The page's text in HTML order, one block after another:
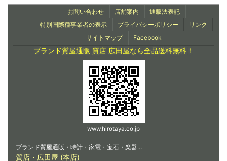
お問い合わせ 店舗案内
通販法表記
特別国際種事業者の表示
プライバシーポリシー
リンク
サイトマップ
Facebook
ブランド質屋通販 質店 広田屋なら全品送料無料！
www.hirotaya.co.jp
ブランド質屋通販・時計・家電・宝石・楽器…
質店・広田屋 (本店)